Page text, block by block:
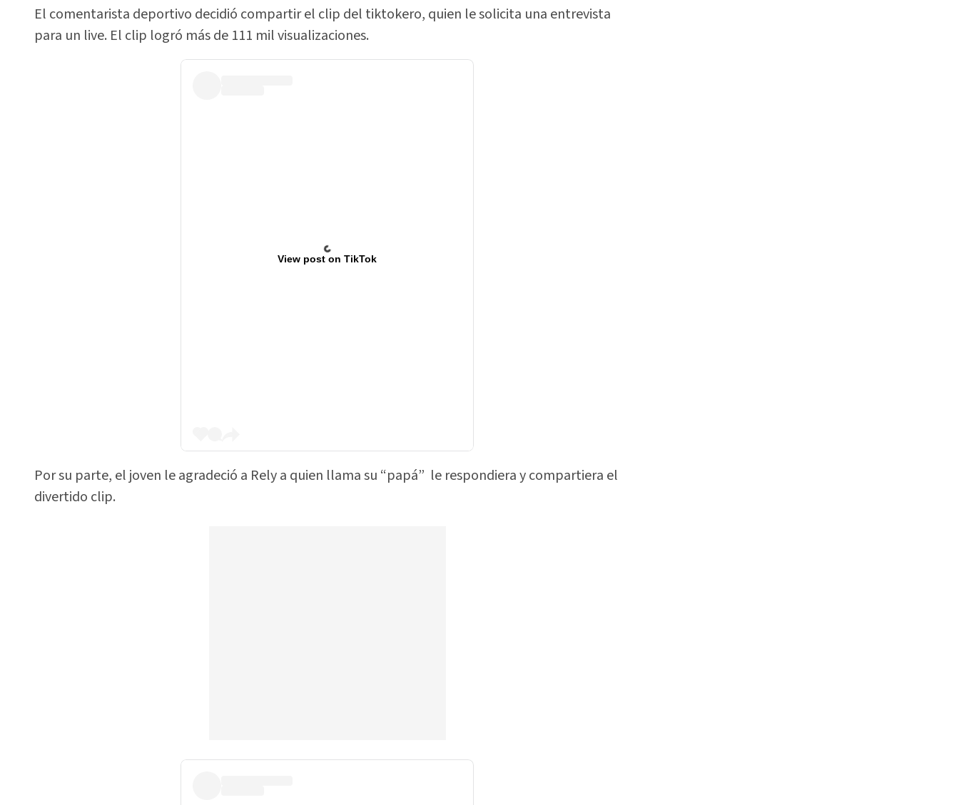
El comentarista deportivo decidió compartir el clip del tiktokero, quien le solicita una entrevista
para un live. El clip logró más de 111 mil visualizaciones.
View post on TikTok
Por su parte, el joven le agradeció a Rely a quien llama su “papá” le respondiera y compartiera el
divertido clip.